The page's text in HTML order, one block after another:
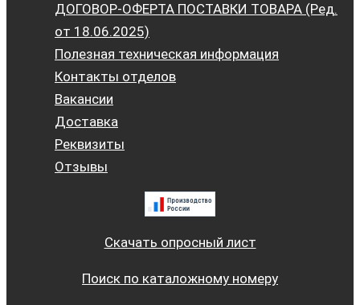
ДОГОВОР-ОФЕРТА ПОСТАВКИ ТОВАРА (Ред.
от 18.06.2025)
Полезная техническая информация
Контакты отделов
Вакансии
Доставка
Реквизиты
Отзывы
Скачать опросный лист
Поиск по каталожному номеру